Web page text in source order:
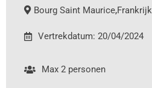
Bourg Saint Maurice,Frankrijk
Vertrekdatum: 20/04/2024
Max 2 personen